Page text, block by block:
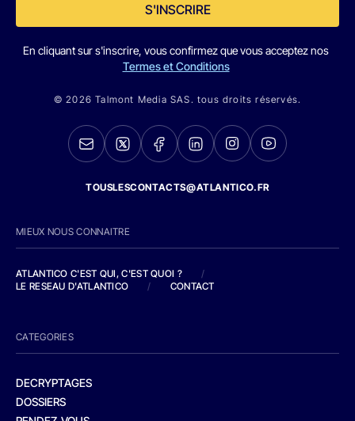
S'INSCRIRE
En cliquant sur s'inscrire, vous confirmez que vous acceptez nos
Termes et Conditions
© 2026 Talmont Media SAS. tous droits réservés.
TOUSLESCONTACTS@ATLANTICO.FR
MIEUX NOUS CONNAITRE
ATLANTICO C'EST QUI, C'EST QUOI ?
/
LE RESEAU D'ATLANTICO
/ CONTACT
CATEGORIES
DECRYPTAGES
DOSSIERS